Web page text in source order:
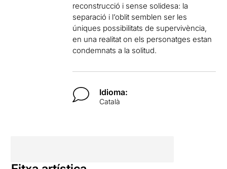
reconstrucció i sense solidesa: la
separació i l’oblit semblen ser les
úniques possibilitats de supervivència,
en una realitat on els personatges estan
condemnats a la solitud.
Idioma:
Català